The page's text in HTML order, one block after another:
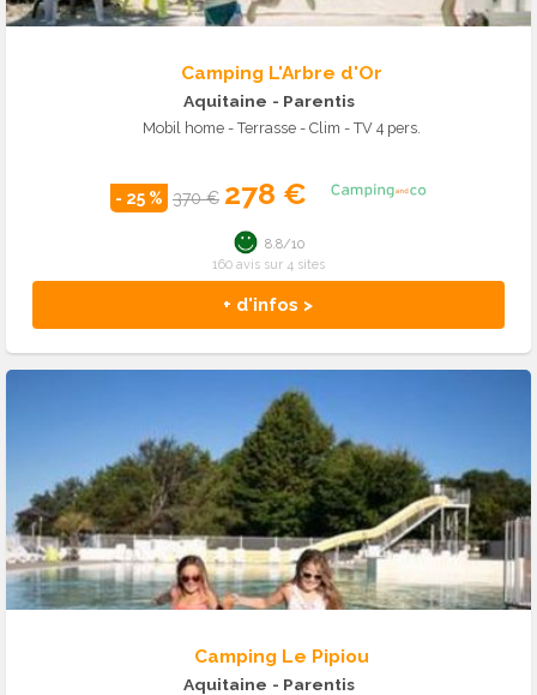
Camping L'Arbre d'Or
Aquitaine - Parentis
Mobil home - Terrasse - Clim - TV 4 pers.
- 25 % 370 € 278 €
+ d'infos >
8.8/10
160 avis sur 4 sites
Camping Le Pipiou
Aquitaine - Parentis